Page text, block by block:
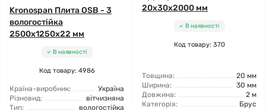
Kronospan Плита OSB - 3
вологостійка
2500x1250x22 мм
В наявності
Код товару: 4986
Країна-виробник:
Україна
Різновид:
вітчизняна
Тип:
вологостійка
20x30x2000 мм
В наявності
Код товару: 370
Товщина:
20 мм
Ширина:
30 мм
Довжина:
2 м
Категорія:
Брус